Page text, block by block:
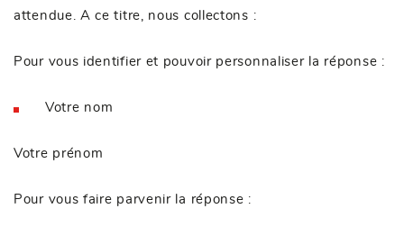
attendue. A ce titre, nous collectons :
Pour vous identifier et pouvoir personnaliser la réponse :
Votre nom
Votre prénom
Pour vous faire parvenir la réponse :